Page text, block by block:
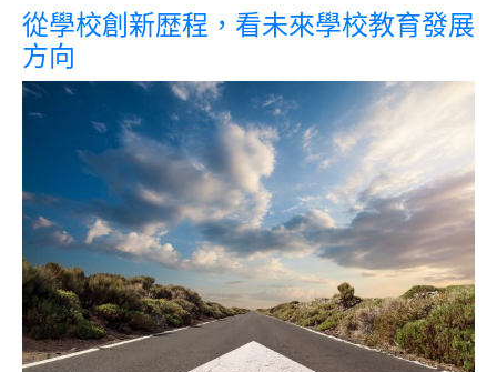
從學校創新歴程，看未來學校教育發展
方向